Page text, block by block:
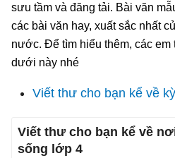
sưu tầm và đăng tải. Bài văn
các bài văn hay, xuất sắc nhất
nước. Để tìm hiểu thêm, các em
dưới này nhé
Viết thư cho bạn kể về
Viết thư cho bạn kể về
sống lớp 4